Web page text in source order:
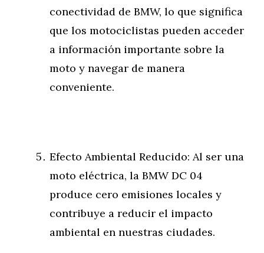
conectividad de BMW, lo que significa
que los motociclistas pueden acceder
a información importante sobre la
moto y navegar de manera
conveniente.
Efecto Ambiental Reducido: Al ser una
moto eléctrica, la BMW DC 04
produce cero emisiones locales y
contribuye a reducir el impacto
ambiental en nuestras ciudades.